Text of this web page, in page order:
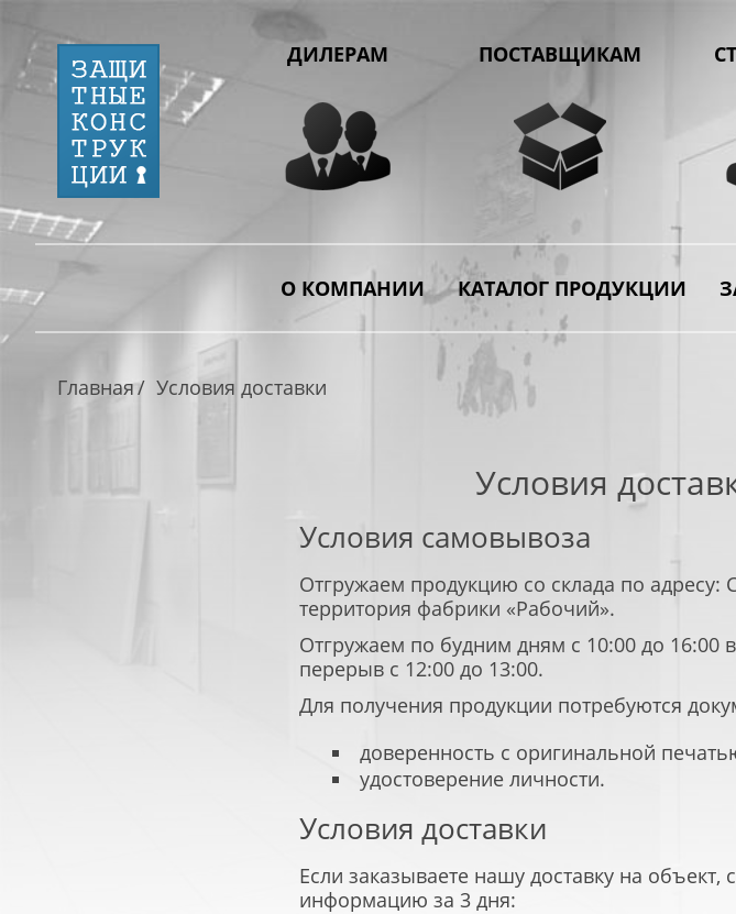
ДИЛЕРАМ ПОСТАВЩИКАМ
О КОМПАНИИ КАТАЛОГ ПРОДУКЦИИ
МЕТАЛЛИЧЕСКИЕ
И ПРОТИВОПОЖАРНЫЕ ВОРОТА
Главная Условия доставки
Условия
Условия самовывоза
Отгружаем продукцию со склада по адресу:
территория фабрики «Рабочий».
Отгружаем по будним дням с 10:00 до
перерыв с 12:00 до 13:00.
Для получения продукции потребуются
доверенность с оригинальной
удостоверение личности.
Условия доставки
Если заказываете нашу доставку на
информацию за 3 дня: